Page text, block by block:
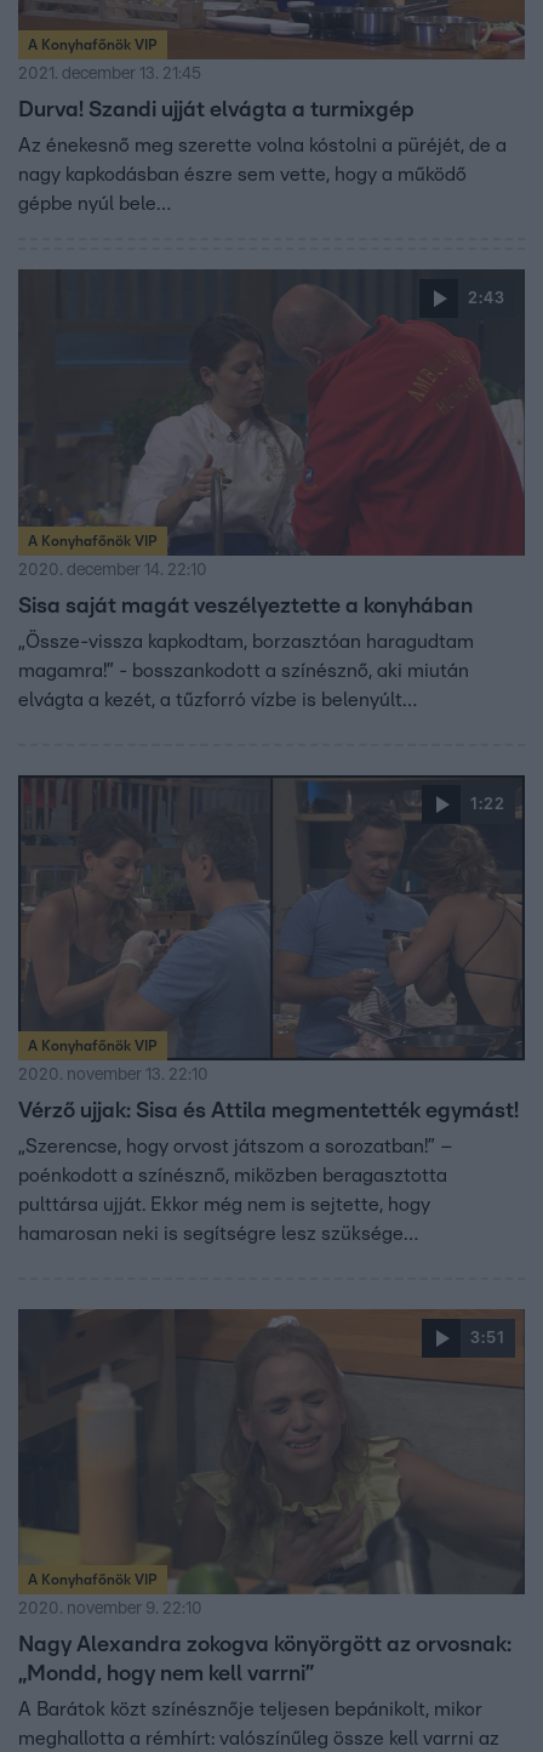
A Konyhafőnök VIP
2021. december 13. 21:45
Durva! Szandi ujját elvágta a turmixgép
Az énekesnő meg szerette volna kóstolni a püréjét, de a
nagy kapkodásban észre sem vette, hogy a működő
gépbe nyúl bele…
2:43
A Konyhafőnök VIP
2020. december 14. 22:10
Sisa saját magát veszélyeztette a konyhában
„Össze-vissza kapkodtam, borzasztóan haragudtam
magamra!” - bosszankodott a színésznő, aki miután
elvágta a kezét, a tűzforró vízbe is belenyúlt…
1:22
A Konyhafőnök VIP
2020. november 13. 22:10
Vérző ujjak: Sisa és Attila megmentették egymást!
„Szerencse, hogy orvost játszom a sorozatban!” –
poénkodott a színésznő, miközben beragasztotta
pulttársa ujját. Ekkor még nem is sejtette, hogy
hamarosan neki is segítségre lesz szüksége…
3:51
A Konyhafőnök VIP
2020. november 9. 22:10
Nagy Alexandra zokogva könyörgött az orvosnak:
„Mondd, hogy nem kell varrni”
A Barátok közt színésznője teljesen bepánikolt, mikor
meghallotta a rémhírt: valószínűleg össze kell varrni az